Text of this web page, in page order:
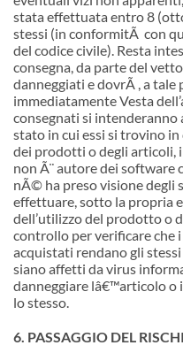
stata effettuata entro 8
stessi (in conformitÃ con
del codice civile). Resta
consegna, da parte del
danneggiati e dovrÃ , a
immediatamente Vesta
consegnati si
stato in cui essi si trovino in
dei prodotti o degli articoli,
non Ã¨ autore dei software
nÃ© ha preso visione degli
effettuare, sotto la propria
dell’utilizzo del prodotto o
controllo per verificare
acquistati rendano gli
siano affetti da virus
danneggiare lâ€™articolo o
lo stesso.
6. PASSAGGIO DEL